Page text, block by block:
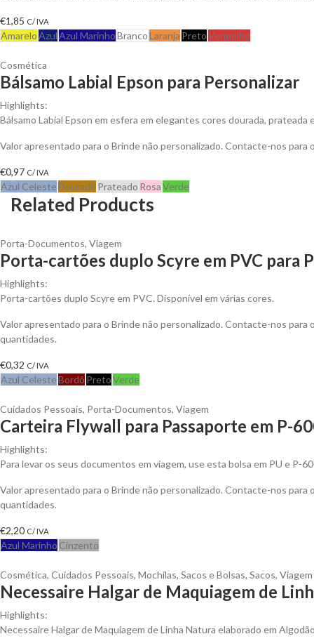
€1,85 C/ IVA
AmareloAzulAzul MarinhoBrancoLaranja PretoVermelho
Cosmética
Bálsamo Labial Epson para Personalizar
Highlights:
Bálsamo Labial Epson em esfera em elegantes cores dourada, prateada
Valor apresentado para o Brinde não personalizado. Contacte-nos
€0,97 C/ IVA
Azul Celeste Dourado Prateado RosaVerde
Related Products
Porta-Documentos, Viagem
Porta-cartões duplo Scyre em PVC para
Highlights:
Porta-cartões duplo Scyre em PVC. Disponível em várias cores.
Valor apresentado para o Brinde não personalizado. Contacte-nos
quantidades.
€0,32 C/ IVA
Azul CelesteBordô PretoVerde
Cuidados Pessoais, Porta-Documentos, Viagem
Carteira Flywall para Passaporte em P-
Highlights:
Para levar os seus documentos em viagem, use esta bolsa em PU e P-
Valor apresentado para o Brinde não personalizado. Contacte-nos
quantidades.
€2,20 C/ IVA
Azul Marinho Cinzento
Cosmética, Cuidados Pessoais, Mochilas, Sacos e Bolsas, Sacos, Viagem
Necessaire Halgar de Maquiagem de
Highlights:
Necessaire Halgar de Maquiagem de Linha Natura elaborado em